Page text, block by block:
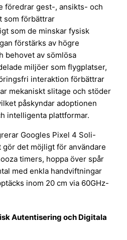
föredrar gest-, ansikts- och
som förbättrar
som de minskar fysisk
förstärks av högre
behovet av sömlösa
miljöer som flygplatser,
interaktion förbättrar
mekaniskt slitage och stöder
påskyndar adoptionen
intelligenta plattformar.
Googles Pixel 4 Soli-
det möjligt för användare
timers, hoppa över spår
med enkla handviftningar
inom 20 cm via 60GHz-
Autentisering och Digitala